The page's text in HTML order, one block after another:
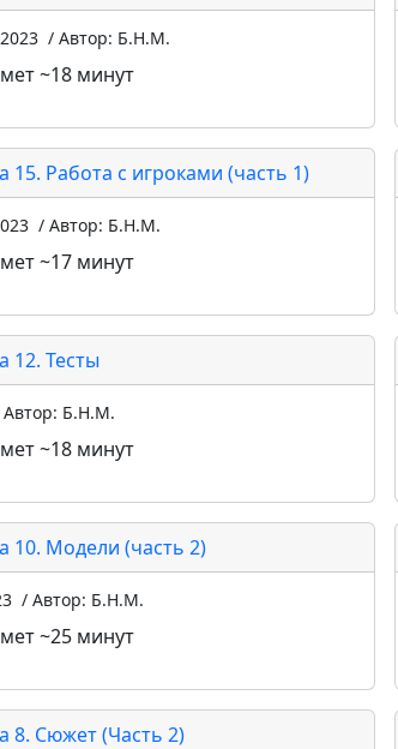
/ Автор: Б.Н.М.
~18 минут
15. Работа с игроками (часть 1)
/ Автор: Б.Н.М.
~17 минут
12. Тесты
Б.Н.М.
~18 минут
10. Модели (часть 2)
/ Автор: Б.Н.М.
~25 минут
8. Сюжет (Часть 2)